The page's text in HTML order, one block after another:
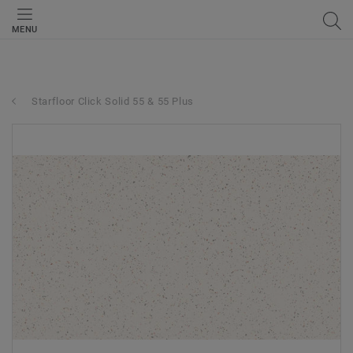
MENU
Starfloor Click Solid 55 & 55 Plus